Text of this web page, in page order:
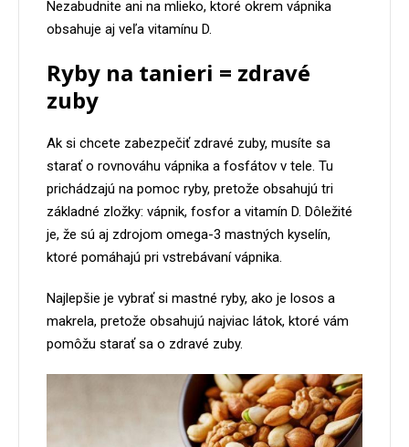
Nezabudnite ani na mlieko, ktoré okrem vápnika
obsahuje aj veľa vitamínu D.
Ryby na tanieri = zdravé
zuby
Ak si chcete zabezpečiť zdravé zuby, musíte sa
starať o rovnováhu vápnika a fosfátov v tele. Tu
prichádzajú na pomoc ryby, pretože obsahujú tri
základné zložky: vápnik, fosfor a vitamín D. Dôležité
je, že sú aj zdrojom omega-3 mastných kyselín,
ktoré pomáhajú pri vstrebávaní vápnika.
Najlepšie je vybrať si mastné ryby, ako je losos a
makrela, pretože obsahujú najviac látok, ktoré vám
pomôžu starať sa o zdravé zuby.